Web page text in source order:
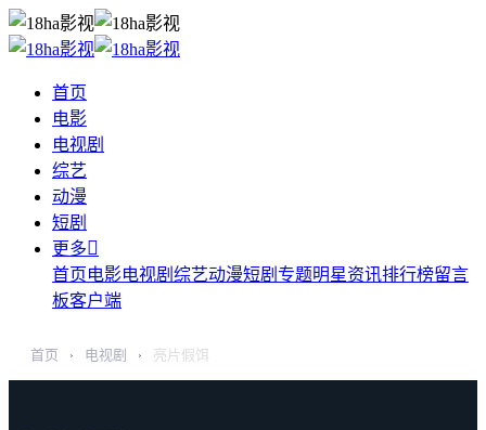
首页
电影
电视剧
综艺
动漫
短剧
更多
首页电影电视剧 综艺动漫短剧 专题明星资讯排行榜留言
板客户端
首页 › 电视剧 › 亮片假饵